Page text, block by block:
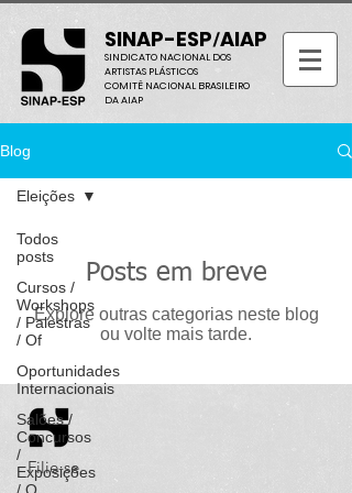
SINAP-ESP/AIAP
SINDICATO NACIONAL DOS
ARTISTAS PLÁSTICOS
COMITÊ NACIONAL BRASILEIRO
DA AIAP
Blog
Todos
posts
Cursos /
Workshops
/ Palestras
/ Of
Oportunidades
Internacionais
Salões /
Concursos
/
Exposições
Eleições
Posts em breve
Explore outras categorias neste blog
ou volte mais tarde.
Filie-se